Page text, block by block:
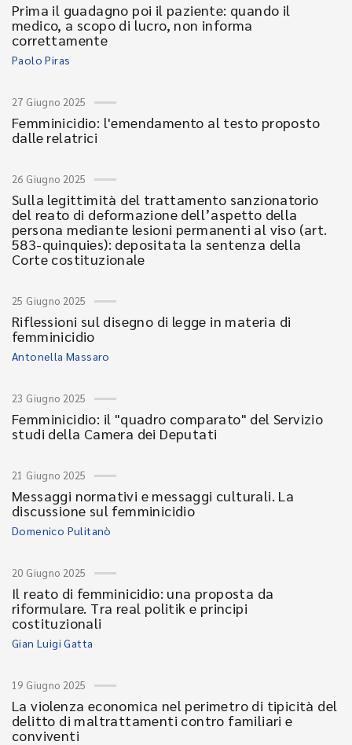
Prima il guadagno poi il paziente: quando il
medico, a scopo di lucro, non informa
correttamente
Paolo Piras
27 Giugno 2025
Femminicidio: l'emendamento al testo proposto
dalle relatrici
26 Giugno 2025
Sulla legittimità del trattamento sanzionatorio
del reato di deformazione dell’aspetto della
persona mediante lesioni permanenti al viso (art.
583-quinquies): depositata la sentenza della
Corte costituzionale
25 Giugno 2025
Riflessioni sul disegno di legge in materia di
femminicidio
Antonella Massaro
23 Giugno 2025
Femminicidio: il "quadro comparato" del Servizio
studi della Camera dei Deputati
21 Giugno 2025
Messaggi normativi e messaggi culturali. La
discussione sul femminicidio
Domenico Pulitanò
20 Giugno 2025
Il reato di femminicidio: una proposta da
riformulare. Tra real politik e principi
costituzionali
Gian Luigi Gatta
19 Giugno 2025
La violenza economica nel perimetro di tipicità del
delitto di maltrattamenti contro familiari e
conviventi